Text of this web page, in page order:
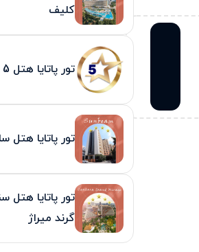
کلیف
تور پاتایا هتل 5 ستاره
تور پاتایا هتل
تور پاتایا هتل
گرند میراژ